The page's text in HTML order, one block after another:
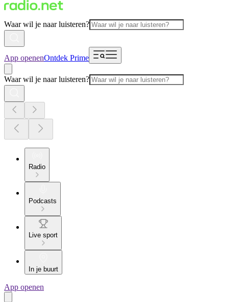
Waar wil je naar luisteren?
App openenOntdek Prime
Waar wil je naar luisteren?
Radio
Podcasts
Live sport
In je buurt
App openen